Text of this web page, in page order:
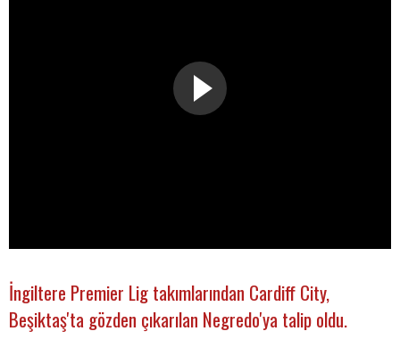
İngiltere Premier Lig takımlarından Cardiff City,
Beşiktaş'ta gözden çıkarılan Negredo'ya talip oldu.